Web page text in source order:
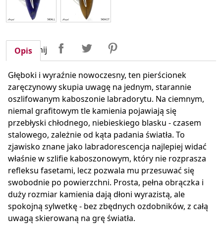
Udostępnij UdostępnijTweetuj
Opis
Głęboki i wyraźnie nowoczesny, ten pierścionek
zaręczynowy skupia uwagę na jednym, starannie
oszlifowanym kaboszonie labradorytu. Na ciemnym,
niemal grafitowym tle kamienia pojawiają się
przebłyski chłodnego, niebieskiego blasku - czasem
stalowego, zależnie od kąta padania światła. To
zjawisko znane jako labradorescencja najlepiej widać
właśnie w szlifie kaboszonowym, który nie rozprasza
refleksu fasetami, lecz pozwala mu przesuwać się
swobodnie po powierzchni. Prosta, pełna obrączka i
duży rozmiar kamienia dają dłoni wyrazistą, ale
spokojną sylwetkę - bez zbędnych ozdobników, z całą
uwagą skierowaną na grę światła.